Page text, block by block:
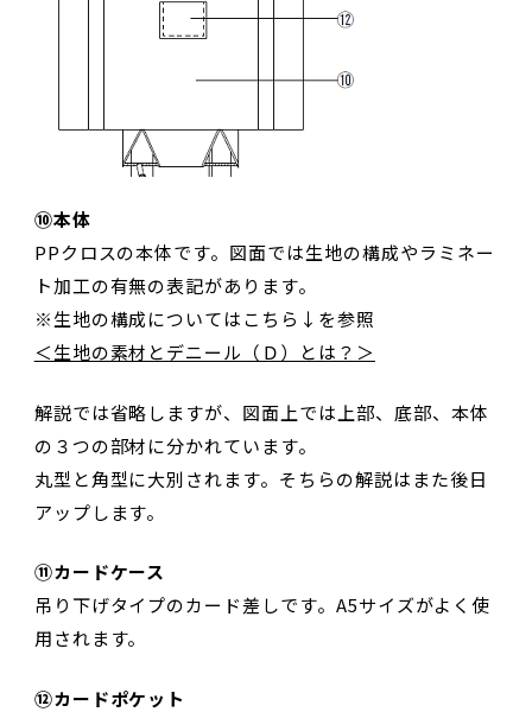
⑩本体
PPクロスの本体です。図面では生地の構成やラミネー
ト加工の有無の表記があります。
※生地の構成についてはこちら↓を参照
＜生地の素材とデニール（Ｄ）とは？＞
解説では省略しますが、図面上では上部、底部、本体
の３つの部材に分かれています。
丸型と角型に大別されます。そちらの解説はまた後日
アップします。
⑪カードケース
吊り下げタイプのカード差しです。A5サイズがよく使
用されます。
⑫カードポケット